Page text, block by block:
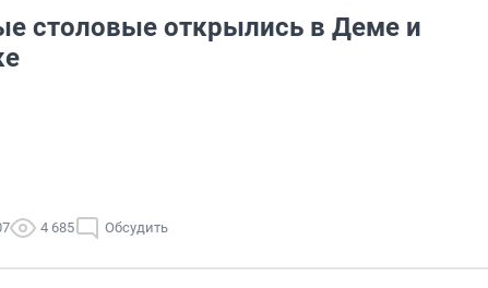
столовые открылись в Деме и
4 685 Обсудить